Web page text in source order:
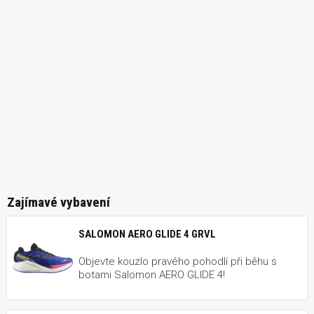
Zajímavé vybavení
SALOMON AERO GLIDE 4 GRVL
Objevte kouzlo pravého pohodlí při běhu s
botami Salomon AERO GLIDE 4!